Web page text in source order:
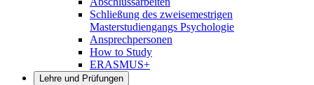
Schließung des zweisemestrigen
Masterstudiengangs Psychologie
Ansprechpersonen
How to Study
ERASMUS+
Lehre und Prüfungen